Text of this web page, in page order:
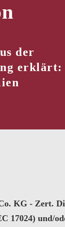
der
erklärt:
KG - Zert.
17024) und/